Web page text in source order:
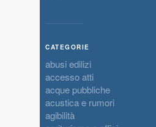
CATEGORIE
abusi edilizi
accesso atti
acque pubbliche
acustica e rumori
agibilità